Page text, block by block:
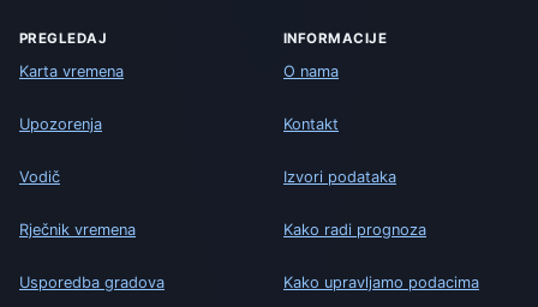
PREGLEDAJ
Karta vremena
Upozorenja
Vodič
Rječnik vremena
Usporedba gradova
INFORMACIJE
O nama
Kontakt
Izvori podataka
Kako radi prognoza
Kako upravljamo podacima